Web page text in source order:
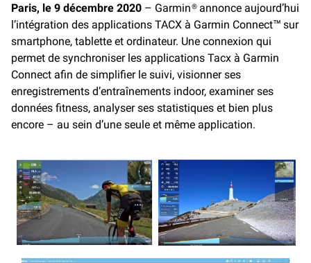
b
o
o
k
l
L
i
n
k
Paris, le 9 décembre 2020 – Garmin® annonce aujourd’hui
l’intégration des applications TACX à Garmin Connect™ sur
smartphone, tablette et ordinateur. Une connexion qui
permet de synchroniser les applications Tacx à Garmin
Connect afin de simplifier le suivi, visionner ses
enregistrements d’entraînements indoor, examiner ses
données fitness, analyser ses statistiques et bien plus
encore – au sein d’une seule et même application.